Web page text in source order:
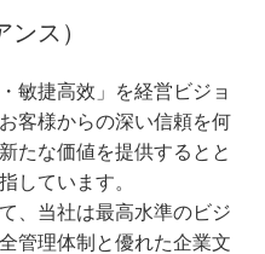
ス）
敏捷高效」を経営ビジョ
客様からの深い信頼を何
たな価値を提供するとと
しています。
、当社は最高水準のビジ
管理体制と優れた企業文